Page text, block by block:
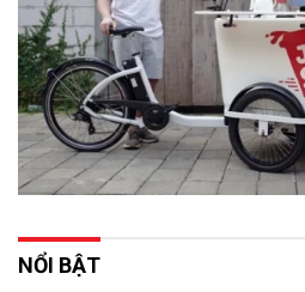
NỔI BẬT